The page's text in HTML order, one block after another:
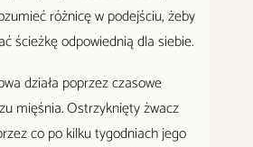
różnicę w podejściu, żeby
ścieżkę odpowiednią dla siebie.
działa poprzez czasowe
mięśnia. Ostrzyknięty żwacz
co po kilku tygodniach jego